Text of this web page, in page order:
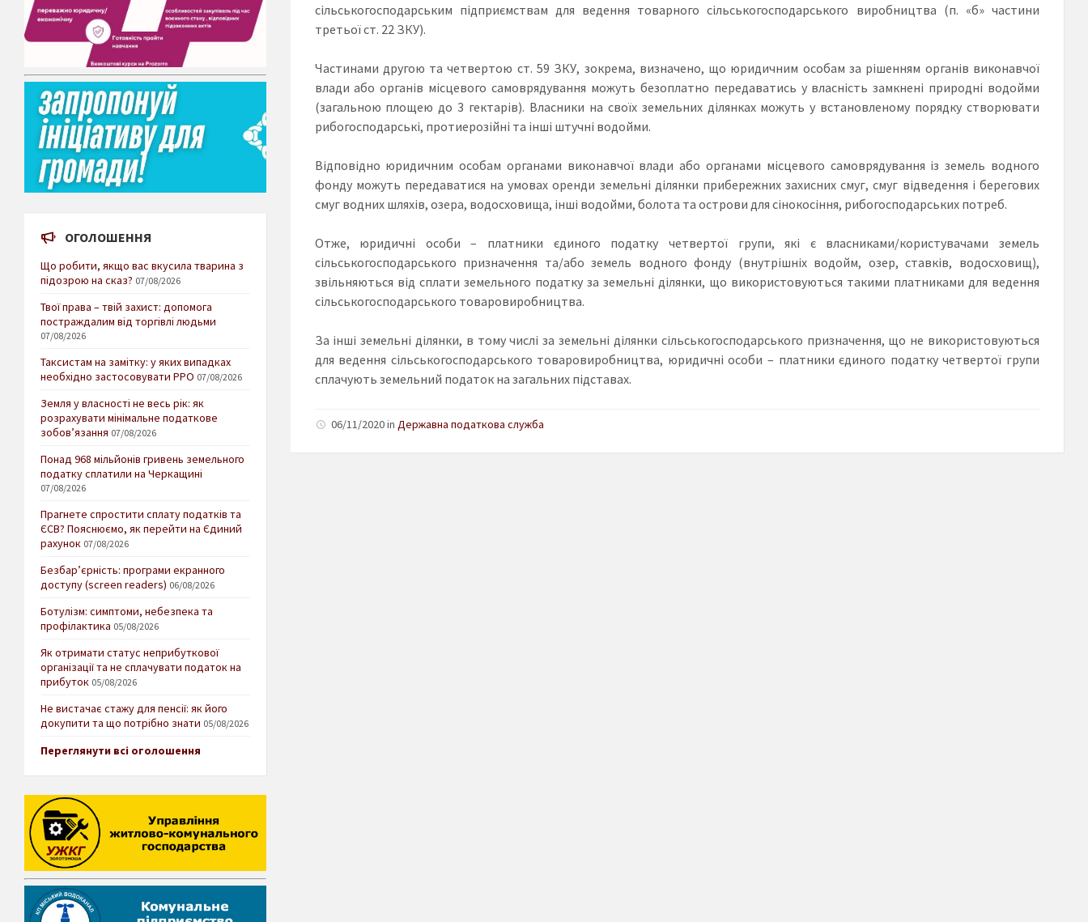
сільськогосподарським підприємствам для ведення товарного сільськогосподарського виробництва (п. «б» частини
третьої ст. 22 ЗКУ).
Частинами другою та четвертою ст. 59 ЗКУ, зокрема, визначено, що юридичним особам за рішенням органів виконавчої
влади або органів місцевого самоврядування можуть безоплатно передаватись у власність замкнені природні водойми
(загальною площею до 3 гектарів). Власники на своїх земельних ділянках можуть у встановленому порядку створювати
рибогосподарські, протиерозійні та інші штучні водойми.
Відповідно юридичним особам органами виконавчої влади або органами місцевого самоврядування із земель водного
фонду можуть передаватися на умовах оренди земельні ділянки прибережних захисних смуг, смуг відведення і берегових
смуг водних шляхів, озера, водосховища, інші водойми, болота та острови для сінокосіння, рибогосподарських потреб.
Отже, юридичні особи – платники єдиного податку четвертої групи, які є власниками/користувачами земель
сільськогосподарського призначення та/або земель водного фонду (внутрішніх водойм, озер, ставків, водосховищ),
звільняються від сплати земельного податку за земельні ділянки, що використовуються такими платниками для ведення
сільськогосподарського товаровиробництва.
За інші земельні ділянки, в тому числі за земельні ділянки сільськогосподарського призначення, що не використовуються
для ведення сільськогосподарського товаровиробництва, юридичні особи – платники єдиного податку четвертої групи
сплачують земельний податок на загальних підставах.
06/11/2020 in Державна податкова служба
ОГОЛОШЕННЯ
Що робити, якщо вас вкусила тварина з
підозрою на сказ? 07/08/2026
Твої права – твій захист: допомога
постраждалим від торгівлі людьми
07/08/2026
Таксистам на замітку: у яких випадках
необхідно застосовувати РРО 07/08/2026
Земля у власності не весь рік: як
розрахувати мінімальне податкове
зобов’язання 07/08/2026
Понад 968 мільйонів гривень земельного
податку сплатили на Черкащині
07/08/2026
Прагнете спростити сплату податків та
ЄСВ? Пояснюємо, як перейти на Єдиний
рахунок 07/08/2026
Безбар’єрність: програми екранного
доступу (screen readers) 06/08/2026
Ботулізм: симптоми, небезпека та
профілактика 05/08/2026
Як отримати статус неприбуткової
організації та не сплачувати податок на
прибуток 05/08/2026
Не вистачає стажу для пенсії: як його
докупити та що потрібно знати 05/08/2026
Переглянути всі оголошення